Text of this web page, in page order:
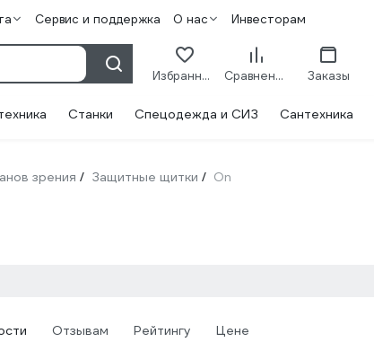
Сервис и поддержка О нас Инвесторам
Избранное Сравнение Заказы
Станки Спецодежда и СИЗ Сантехника
зрения / Защитные щитки / On
Отзывам Рейтингу Цене